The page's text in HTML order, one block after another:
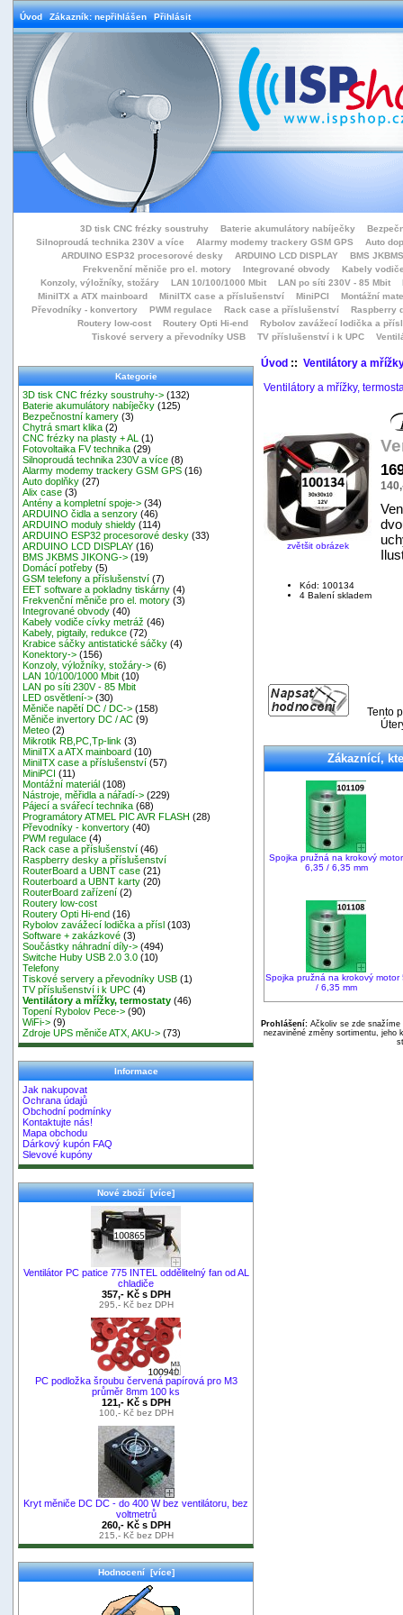
Úvod Zákazník: nepřihlášen Přihlásit
3D tisk CNC frézky soustruhy Baterie akumulátory nabíječky
Silnoproudá technika 230V a více
Alarmy modemy trackery GSM GPS
Auto
ARDUINO ESP32 procesorové desky
ARDUINO LCD DISPLAY
BMS
Frekvenční měniče pro el. motory
Integrované obvody
Kabely
Konzoly, výložníky, stožáry
LAN 10/100/1000 Mbit LAN po síti 230V - 85 Mbit
MiniITX a ATX mainboard
MiniITX case a příslušenství MiniPCI
Montážní
Převodníky - konvertory
PWM regulace Rack case a příslušenství
Raspberry
Routery low-cost
Routery Opti Hi-end
Rybolov zavážecí lodička a přísl
Tiskové servery a převodníky USB
TV příslušenství i k UPC
Kategorie
3D tisk CNC frézky soustruhy-> (132)
Baterie akumulátory nabíječky (125)
Bezpečnostní kamery (3)
Chytrá smart klika (2)
CNC frézky na plasty + AL
(1)
Fotovoltaika FV technika (29)
Silnoproudá technika 230V a více (8)
Alarmy modemy trackery GSM GPS (16)
Auto doplňky (27)
Alix case (3)
Antény a kompletní spoje-> (34)
ARDUINO čidla a senzory (46)
ARDUINO moduly shieldy (114)
ARDUINO ESP32 procesorové desky (33)
ARDUINO LCD DISPLAY (16)
BMS JKBMS JIKONG-> (19)
Domácí potřeby (5)
GSM telefony a příslušenství (7)
EET software a pokladny tiskárny (4)
Frekvenční měniče pro el. motory (3)
Integrované obvody (40)
Kabely vodiče cívky metráž (46)
Kabely, pigtaily, redukce (72)
Krabice sáčky antistatické sáčky (4)
Konektory-> (156)
Konzoly, výložníky, stožáry-> (6)
LAN 10/100/1000 Mbit (10)
LAN po síti 230V - 85 Mbit
LED osvětlení-> (30)
Měniče napětí DC / DC-> (158)
Měniče invertory DC / AC (9)
Meteo (2)
Mikrotik RB,PC,Tp-link (3)
MiniITX a ATX mainboard (10)
MiniITX case a příslušenství (57)
MiniPCI (11)
Montážní materiál (108)
Nástroje, měřidla a nářadí-> (229)
Pájecí a svářecí technika (68)
Programátory ATMEL PIC AVR FLASH (28)
Převodníky - konvertory (40)
PWM regulace (4)
Rack case a příslušenství (46)
Raspberry desky a příslušenství
RouterBoard a UBNT case (21)
Routerboard a UBNT karty (20)
RouterBoard zařízení (2)
Routery low-cost
Routery Opti Hi-end (16)
Rybolov zavážecí lodička a přísl (103)
Software + zakázkové (3)
Součástky náhradní díly-> (494)
Switche Huby USB 2.0 3.0 (10)
Telefony
Tiskové servery a převodníky USB (1)
TV příslušenství i k UPC (4)
Ventilátory a mřížky, termostaty (46)
Topení Rybolov Pece-> (90)
WiFi-> (9)
Zdroje UPS měniče ATX, AKU-> (73)
Informace
Jak nakupovat
Ochrana údajů
Obchodní podmínky
Kontaktujte nás!
Mapa obchodu
Dárkový kupón FAQ
Slevové kupóny
Nové zboží [více]
Ventilátor PC patice 775 INTEL oddělitelný fan od AL
chladiče
357,- Kč s DPH
295,- Kč bez DPH
PC podložka šroubu červená papírová pro M3
průměr 8mm 100 ks
121,- Kč s DPH
100,- Kč bez DPH
Kryt měniče DC DC - do 400 W bez ventilátoru, bez
voltmetrů
260,- Kč s DPH
215,- Kč bez DPH
Hodnocení [více]
Úvod:: Ventilátory a
Ventilátory a mřížky,
zvětšit obrázek
Kód: 100134
4 Balení skladem
Tento
Zákaznící,
Spojka pružná na krokový motor
6,35 / 6,35 mm
Spojka pružná na krokový motor
/ 6,35 mm
Prohlášení:Ačkoliv se zde snažíme
nezaviněné změny sortimentu, jeho